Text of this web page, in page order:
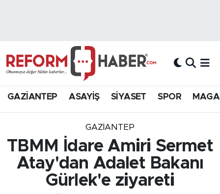
GAZİANTEP ASAYİŞ SİYASET SPOR
GAZIANTEP
TBMM İdare Amiri Sermet
Atay'dan Adalet Bakanı
Gürlek'e ziyareti
Hava Durumu
Süper Lig Puan Durumu ve Fikstür
Tüm Manşetler
Son Dakika Haberleri
Haber Arşivi